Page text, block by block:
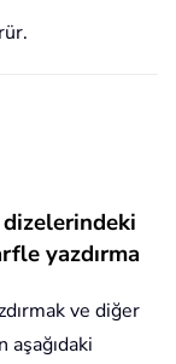
yazdırma
ve diğer